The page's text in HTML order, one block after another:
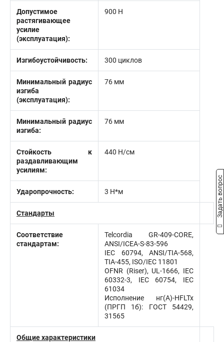
Допустимое
растягивающее
усилие
(эксплуатация):
900 Н
Изгибоустойчивость: 300 циклов
Минимальный радиус
изгиба
(эксплуатация):
76 мм
Минимальный радиус
изгиба:
76 мм
Стойкость к
раздавливающим
усилиям:
440 Н/см
Ударопрочность: 3 Н*м
Стандарты
Соответствие
стандартам:
Telcordia GR-409-CORE,
ANSI/ICEA-S-83-596
IEC 60794, ANSI/TIA-568,
TIA-455, ISO/IEC 11801
OFNR (Riser), UL-1666, IEC
60332-3, IEC 60754, IEC
61034
Исполнение нг(А)-HFLTx
(ПРГП 1б): ГОСТ 54429,
31565
Общие характеристики
Задать вопрос